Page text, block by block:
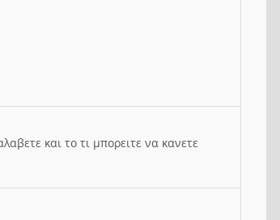
και το τι μπορειτε να κανετε